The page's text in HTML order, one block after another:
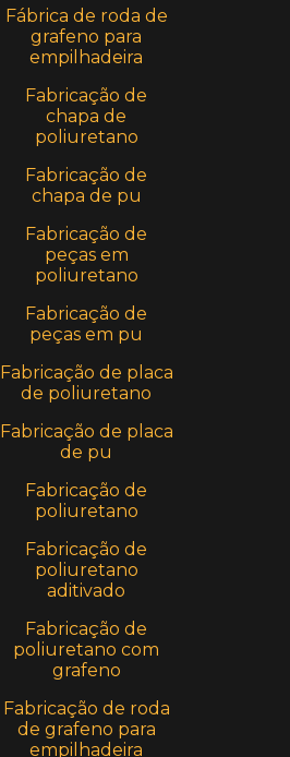
Fábrica de roda de
grafeno para
empilhadeira
Fabricação de
chapa de
poliuretano
Fabricação de
chapa de pu
Fabricação de
peças em
poliuretano
Fabricação de
peças em pu
Fabricação de placa
de poliuretano
Fabricação de placa
de pu
Fabricação de
poliuretano
Fabricação de
poliuretano
aditivado
Fabricação de
poliuretano com
grafeno
Fabricação de roda
de grafeno para
empilhadeira